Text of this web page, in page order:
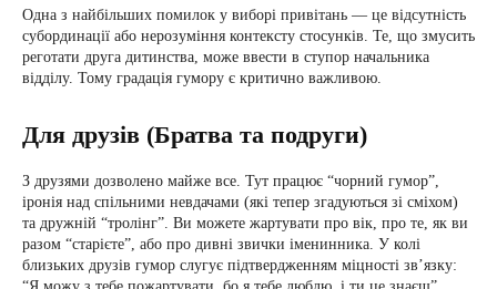
Одна з найбільших помилок у виборі привітань — це відсутність
субординації або нерозуміння контексту стосунків. Те, що змусить
реготати друга дитинства, може ввести в ступор начальника
відділу. Тому градація гумору є критично важливою.
Для друзів (Братва та подруги)
З друзями дозволено майже все. Тут працює “чорний гумор”,
іронія над спільними невдачами (які тепер згадуються зі сміхом)
та дружній “тролінг”. Ви можете жартувати про вік, про те, як ви
разом “старієте”, або про дивні звички іменинника. У колі
близьких друзів гумор слугує підтвердженням міцності зв’язку: